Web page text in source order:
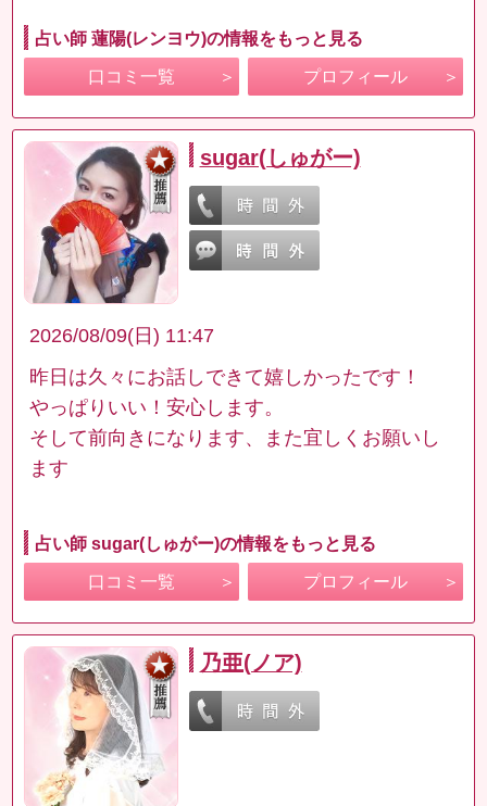
占い師 蓮陽(レンヨウ)の情報をもっと見る
口コミ一覧 プロフィール
sugar(しゅがー)
2026/08/09(日) 11:47
昨日は久々にお話しできて嬉しかったです！
やっぱりいい！安心します。
そして前向きになります、また宜しくお願いし
ます
占い師 sugar(しゅがー)の情報をもっと見る
口コミ一覧 プロフィール
乃亜(ノア)